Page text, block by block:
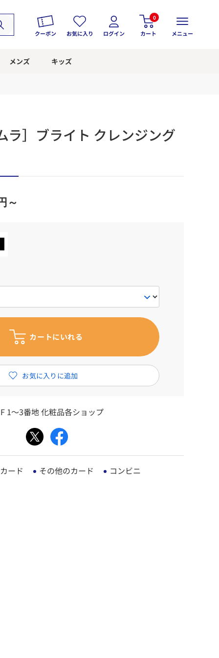
クーポン お気に入り ログイン
0
カート メニュー
メンズ キッズ
ラ］ブライト クレンジング
～
1～3番地 化粧品各ショップ
ード その他のカード コンビニ